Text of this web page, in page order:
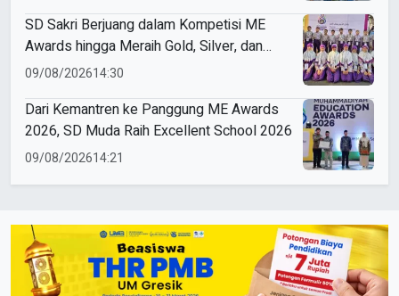
SD Sakri Berjuang dalam Kompetisi ME
Awards hingga Meraih Gold, Silver, dan
Bronze
09/08/202614:30
Dari Kemantren ke Panggung ME Awards
2026, SD Muda Raih Excellent School 2026
09/08/202614:21